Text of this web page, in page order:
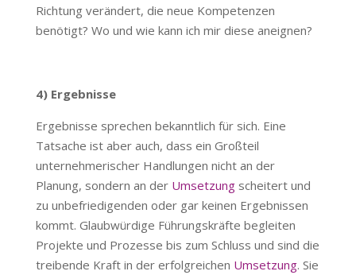
Richtung verändert, die neue Kompetenzen
benötigt? Wo und wie kann ich mir diese aneignen?
4) Ergebnisse
Ergebnisse sprechen bekanntlich für sich. Eine
Tatsache ist aber auch, dass ein Großteil
unternehmerischer Handlungen nicht an der
Planung, sondern an der Umsetzungscheitert und
zu unbefriedigenden oder gar keinen Ergebnissen
kommt. Glaubwürdige Führungskräfte begleiten
Projekte und Prozesse bis zum Schluss und sind die
treibende Kraft in der erfolgreichen Umsetzung. Sie